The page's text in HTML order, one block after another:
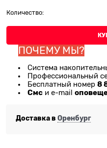
Количество:
ПОЧЕМУ МЫ?
Система
Профессиональный
Бесплатный номер 8
Смс и e-mail
Доставка в Оренбург